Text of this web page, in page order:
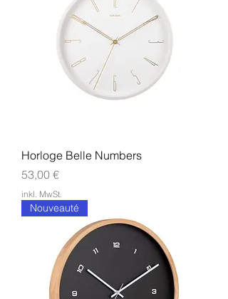
Horloge Belle Numbers
Preis
53,00 €
inkl. MwSt.
Nouveauté